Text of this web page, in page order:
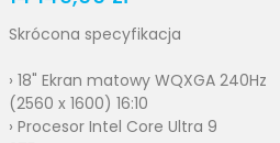
Skrócona specyfikacja
› 18" Ekran matowy WQXGA 240Hz
(2560 x 1600) 16:10
› Procesor Intel Core Ultra 9